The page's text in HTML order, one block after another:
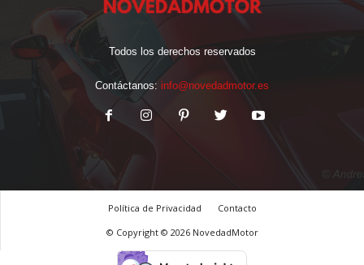
Todos los derechos reservados
Contáctanos: info@novedadmotor.es
Política de Privacidad
Contacto
© Copyright © 2026 NovedadMotor